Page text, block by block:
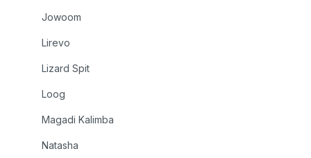
Jowoom
Lirevo
Lizard Spit
Loog
Magadi Kalimba
Natasha